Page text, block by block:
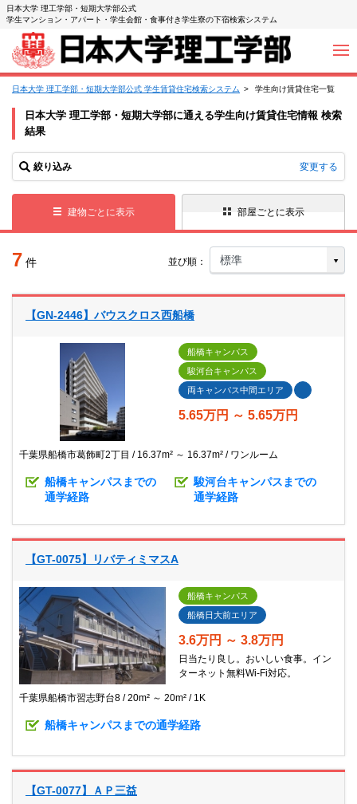
日本大学 理工学部・短期大学部公式
学生マンション・アパート・学生会館・食事付き学生寮の下宿検索システム
日本大学 理工学部・短期大学部公式 学生賃貸住宅検索システム 学生向け賃貸住宅一覧
日本大学 理工学部・短期大学部に通える学生向け賃貸住宅情報 検索
結果
絞り込み 変更する
建物ごとに表示 部屋ごとに表示
7 件 並び順：
【GN-2446】バウスクロス西船橋
船橋キャンパス
駿河台キャンパス
両キャンパス中間エリア
5.65万円 ～ 5.65万円
千葉県船橋市葛飾町2丁目 16.37m² ～ 16.37m² ワンルーム
船橋キャンパスまでの
通学経路
駿河台キャンパスまでの
通学経路
【GT-0075】リバティミマスA
船橋キャンパス
船橋日大前エリア
3.6万円 ～ 3.8万円
日当たり良し。おいしい食事。イン
ターネット無料Wi-Fi対応。
千葉県船橋市習志野台8 20m² ～ 20m² 1K
船橋キャンパスまでの通学経路
【GT-0077】ＡＰ三益